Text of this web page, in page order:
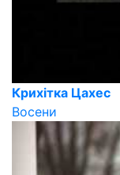
Крихітка Цахес
Восени